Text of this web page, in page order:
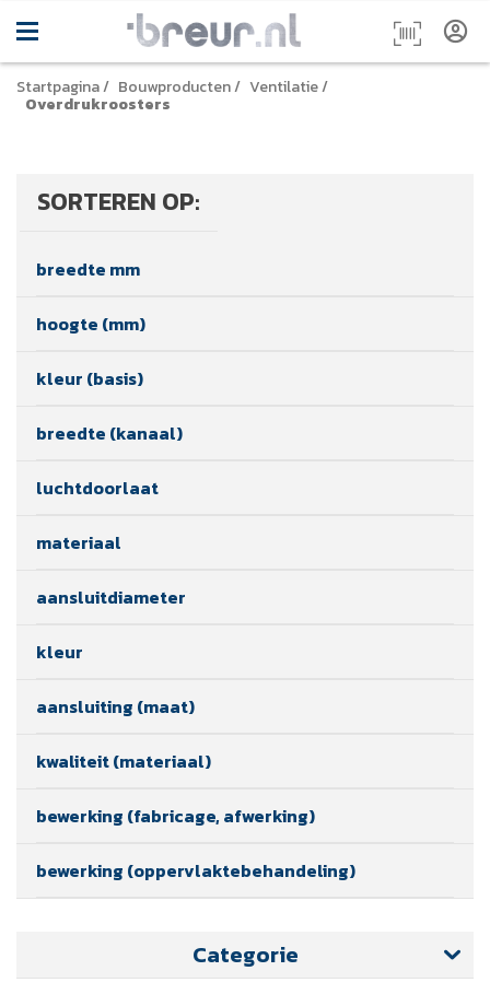
Startpagina/ Bouwproducten/ Ventilatie/
Overdrukroosters
SORTEREN OP:
breedte mm
hoogte (mm)
kleur (basis)
breedte (kanaal)
luchtdoorlaat
materiaal
aansluitdiameter
kleur
aansluiting (maat)
kwaliteit (materiaal)
bewerking (fabricage, afwerking)
bewerking (oppervlaktebehandeling)
Categorie